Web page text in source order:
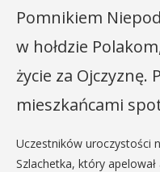
Pomnikiem
w hołdzie
życie za Ojczyznę.
mieszkańcami
Uczestników uroczystości
Szlachetka, który